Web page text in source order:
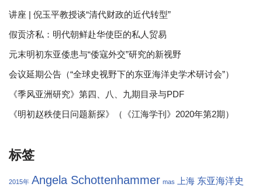
讲座 | 倪玉平教授谈“清代财政的近代转型”
假贡济私：明代朝鲜赴华使臣的私人贸易
元末明初东亚倭患与“倭寇外交”研究的新视野
会议延期公告（“全球史视野下的东亚海洋史学术研讨会”）
《季风亚洲研究》第四、八、九期目录与PDF
《明初赵秩使日问题新探》（《江海学刊》2020年第2期）
标签
2015年 Angela Schottenhammer mas 上海 东亚海洋史